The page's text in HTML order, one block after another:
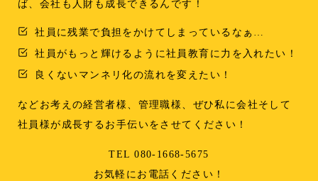
ば、会社も人財も成長できるんです！
社員に残業で負担をかけてしまっているなぁ…
社員がもっと輝けるように社員教育に力を入れたい！
良くないマンネリ化の流れを変えたい！
などお考えの経営者様、管理職様、ぜひ私に会社そして
社員様が成長するお手伝いをさせてください！
TEL 080-1668-5675
お気軽にお電話ください！